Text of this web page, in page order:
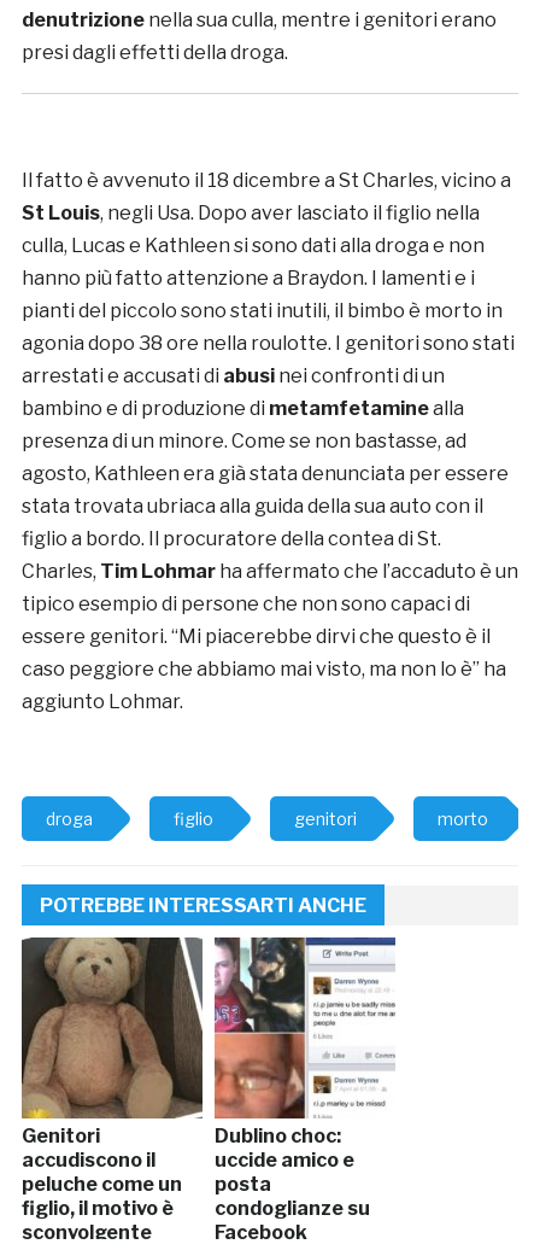
denutrizionenella sua culla, mentre i genitori erano
presi dagli effetti della droga.
Il fatto è avvenuto il 18 dicembre a St Charles, vicino a
St Louis, negli Usa. Dopo aver lasciato il figlio nella
culla, Lucas e Kathleen si sono dati alla droga e non
hanno più fatto attenzione a Braydon. I lamenti e i
pianti del piccolo sono stati inutili, il bimbo è morto in
agonia dopo 38 ore nella roulotte. I genitori sono stati
arrestati e accusati di abusinei confronti di un
bambino e di produzione di metamfetaminealla
presenza di un minore. Come se non bastasse, ad
agosto, Kathleen era già stata denunciata per essere
stata trovata ubriaca alla guida della sua auto con il
figlio a bordo. Il procuratore della contea di St.
Charles, Tim Lohmarha affermato che l’accaduto è un
tipico esempio di persone che non sono capaci di
essere genitori. “Mi piacerebbe dirvi che questo è il
caso peggiore che abbiamo mai visto, ma non lo è” ha
aggiunto Lohmar.
droga figlio genitori morto
POTREBBE INTERESSARTI ANCHE
Genitori
accudiscono il
peluche come un
figlio, il motivo è
sconvolgente
Dublino choc:
uccide amico e
posta
condoglianze su
Facebook